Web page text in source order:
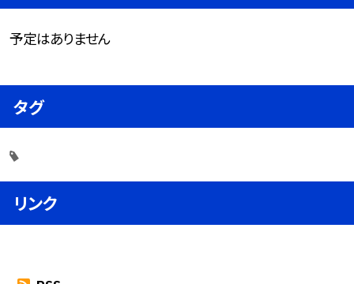
予定はありません
タグ
リンク